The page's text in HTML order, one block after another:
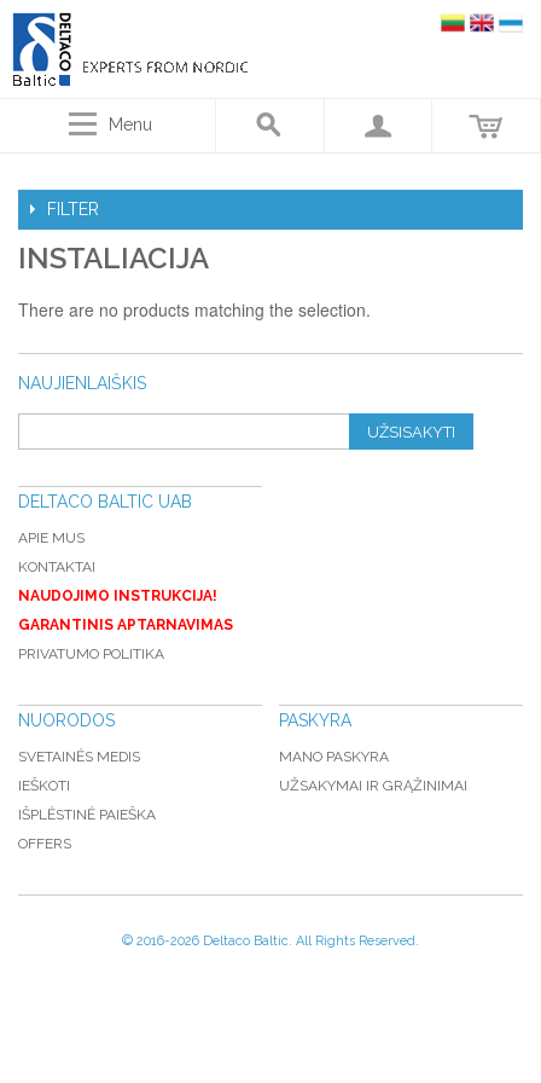
Menu
FILTER
INSTALIACIJA
There are no products matching the selection.
NAUJIENLAIŠKIS
UŽSISAKYTI
DELTACO BALTIC UAB
APIE MUS
KONTAKTAI
NAUDOJIMO INSTRUKCIJA!
GARANTINIS APTARNAVIMAS
PRIVATUMO POLITIKA
NUORODOS
SVETAINĖS MEDIS
IEŠKOTI
IŠPLĖSTINĖ PAIEŠKA
OFFERS
PASKYRA
MANO PASKYRA
UŽSAKYMAI IR GRĄŽINIMAI
© 2016-2026 Deltaco Baltic. All Rights Reserved.